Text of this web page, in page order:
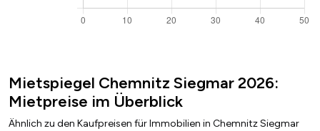
Mietspiegel Chemnitz Siegmar 2026:
Mietpreise im Überblick
Ähnlich zu den Kaufpreisen für Immobilien in Chemnitz Siegmar